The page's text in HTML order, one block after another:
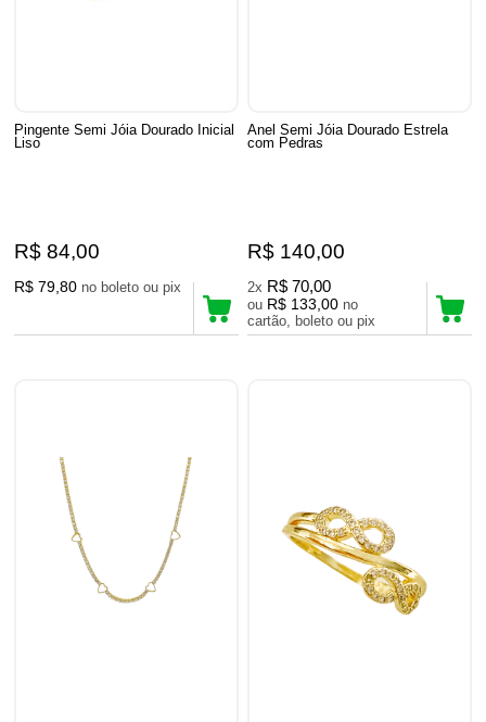
Pingente Semi Jóia Dourado Inicial
Liso
R$ 84,00
R$ 79,80 no boleto ou pix
Anel Semi Jóia Dourado Estrela
com Pedras
R$ 140,00
2x R$ 70,00
ou R$ 133,00 no
cartão, boleto ou pix